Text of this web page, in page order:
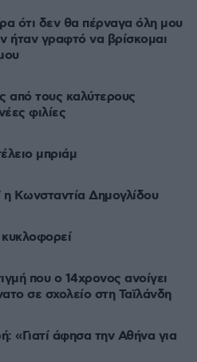
ότι δεν θα πέρναγα όλη μου
ήταν γραφτό να βρίσκομαι
από τους καλύτερους
φιλίες
μπριάμ
Κωνσταντία Δημογλίδου
που ο 14χρονος ανοίγει
σε σχολείο στη Ταϊλάνδη
«Γιατί άφησα την Αθήνα για